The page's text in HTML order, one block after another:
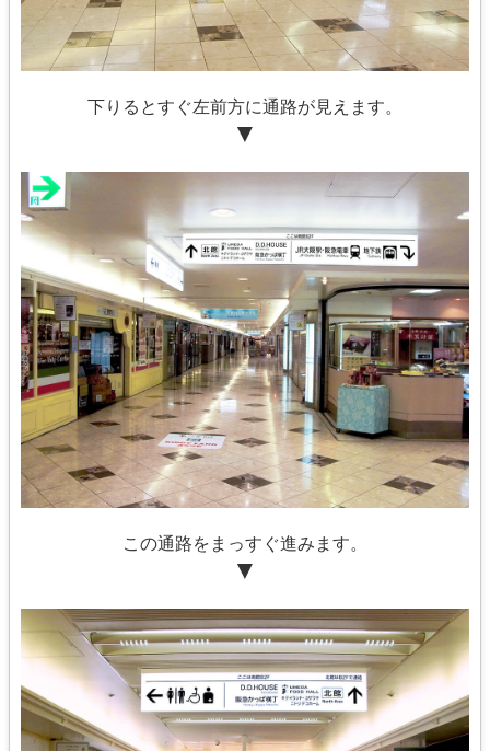
下りるとすぐ左前方に通路が見えます。
▼
この通路をまっすぐ進みます。
▼